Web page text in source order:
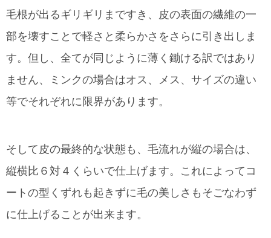
毛根が出るギリギリまですき、皮の表面の繊維の一
部を壊すことで軽さと柔らかさをさらに引き出しま
す。但し、全てが同じように薄く鋤ける訳ではあり
ません、ミンクの場合はオス、メス、サイズの違い
等でそれぞれに限界があります。
そして皮の最終的な状態も、毛流れが縦の場合は、
縦横比６対４くらいで仕上げます。これによってコ
ートの型くずれも起きずに毛の美しさもそごなわず
に仕上げることが出来ます。